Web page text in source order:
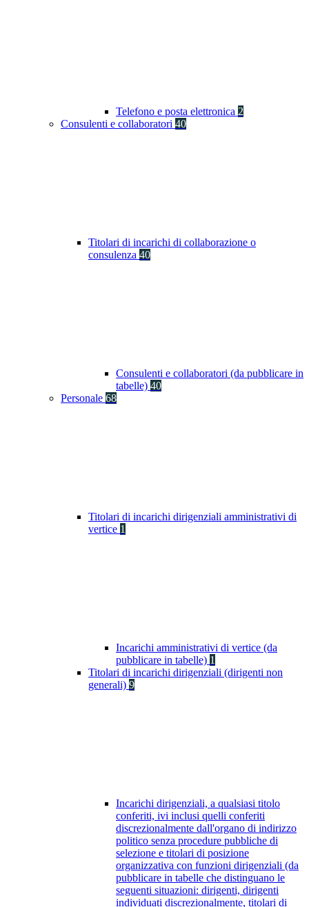
Telefono e posta elettronica 2
Consulenti e collaboratori 40
Titolari di incarichi di collaborazione o
consulenza 40
Consulenti e collaboratori (da pubblicare in
tabelle) 40
Personale 68
Titolari di incarichi dirigenziali amministrativi di
vertice 1
Incarichi amministrativi di vertice (da
pubblicare in tabelle) 1
Titolari di incarichi dirigenziali (dirigenti non
generali) 9
Incarichi dirigenziali, a qualsiasi titolo
conferiti, ivi inclusi quelli conferiti
discrezionalmente dall'organo di indirizzo
politico senza procedure pubbliche di
selezione e titolari di posizione
organizzativa con funzioni dirigenziali (da
pubblicare in tabelle che distinguano le
seguenti situazioni: dirigenti, dirigenti
individuati discrezionalmente, titolari di